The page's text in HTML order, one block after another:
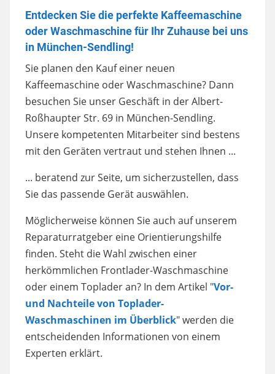
Entdecken Sie die perfekte Kaffeemaschine
oder Waschmaschine für Ihr Zuhause bei uns
in München-Sendling!
Sie planen den Kauf einer neuen
Kaffeemaschine oder Waschmaschine? Dann
besuchen Sie unser Geschäft in der Albert-
Roßhaupter Str. 69 in München-Sendling.
Unsere kompetenten Mitarbeiter sind bestens
mit den Geräten vertraut und stehen Ihnen ...
... beratend zur Seite, um sicherzustellen, dass
Sie das passende Gerät auswählen.
Möglicherweise können Sie auch auf unserem
Reparaturratgeber eine Orientierungshilfe
finden. Steht die Wahl zwischen einer
herkömmlichen Frontlader-Waschmaschine
oder einem Toplader an? In dem Artikel "Vor-
und Nachteile von Toplader-
Waschmaschinen im Überblick" werden die
entscheidenden Informationen von einem
Experten erklärt.